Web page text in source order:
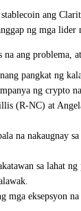
ang
ng mga lider
ang
pangkat ng
ng crypto
(R-NC) at
na nakaugnay
sa lahat
eksepsyon